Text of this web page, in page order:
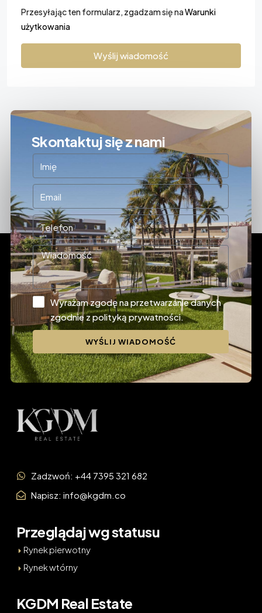
Przesyłając ten formularz, zgadzam się naWarunki
użytkowania
Wyślij wiadomość
Skontaktuj się z nami
Wyrażam zgodę na przetwarzanie danych
zgodnie z polityką prywatności.
WYŚLIJ WIADOMOŚĆ
Zadzwoń: +44 7395 321 682
Napisz: info@kgdm.co
Przeglądaj wg statusu
Rynek pierwotny
Rynek wtórny
KGDM Real Estate